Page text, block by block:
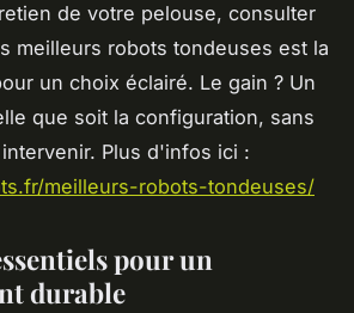
de votre pelouse, consulter
meilleurs robots tondeuses est la
un choix éclairé. Le gain ? Un
que soit la configuration, sans
Plus d'infos ici :
meilleurs-robots-tondeuses/
pour un
durable